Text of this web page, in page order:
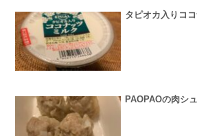
タピオカ入りコ
PAOPAOの肉シ